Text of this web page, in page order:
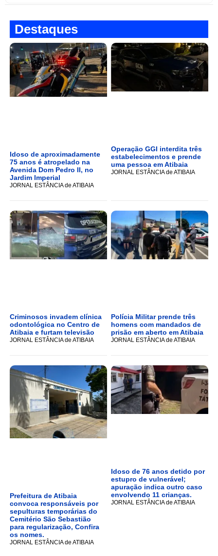
Destaques
Idoso de aproximadamente
75 anos é atropelado na
Avenida Dom Pedro II, no
Jardim Imperial
JORNAL ESTÂNCIA de ATIBAIA
Operação GGI interdita três
estabelecimentos e prende
uma pessoa em Atibaia
JORNAL ESTÂNCIA de ATIBAIA
Criminosos invadem clínica
odontológica no Centro de
Atibaia e furtam televisão
JORNAL ESTÂNCIA de ATIBAIA
Polícia Militar prende três
homens com mandados de
prisão em aberto em Atibaia
JORNAL ESTÂNCIA de ATIBAIA
Prefeitura de Atibaia
convoca responsáveis por
sepulturas temporárias do
Cemitério São Sebastião
para regularização, Confira
os nomes.
JORNAL ESTÂNCIA de ATIBAIA
Idoso de 76 anos detido por
estupro de vulnerável;
apuração indica outro caso
envolvendo 11 crianças.
JORNAL ESTÂNCIA de ATIBAIA